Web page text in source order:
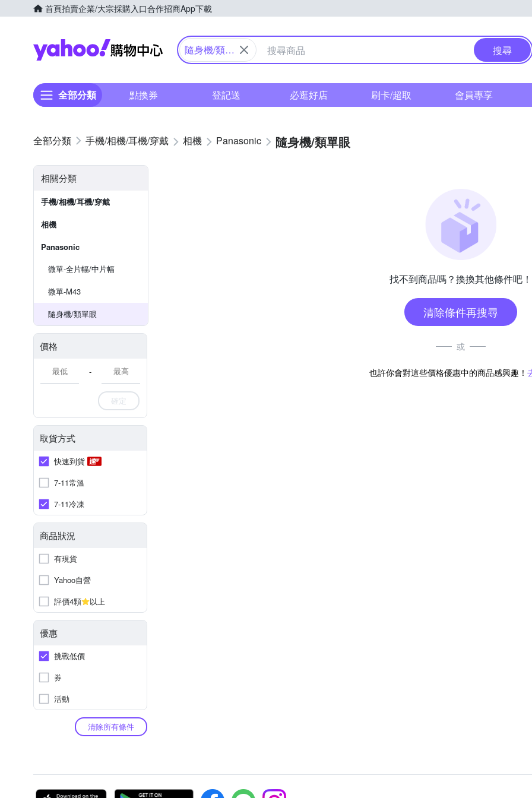
首頁拍賣企業/大宗採購入口合作招商App下載
Yahoo購物中心
隨身機/類單
搜尋
全部分類 點換券 登記送 必逛好店 刷卡/超取 會員專享
手機/相機/耳機/穿戴 相機 Panasonic 隨身機/類單眼
相關分類
手機/相機/耳機/穿戴
相機
Panasonic
微單-全片幅/中片幅
微單-M43
隨身機/類單眼
價格
-
確定
取貨方式
快速到貨
7-11常溫
7-11冷凍
商品狀況
有現貨
Yahoo自營
評價4顆
以上
優惠
挑戰低價
券
活動
清除所有條件
找不到商品嗎？換換其他條件吧！
清除條件再搜尋
或
也許你會對這些價格優惠中的商品感興趣！